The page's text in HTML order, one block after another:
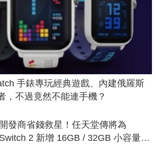
手錶專玩經典遊戲、內建俄羅斯
，不過竟然不能連手機？
開發商省錢救星！任天堂傳將為
Switch 2 新增 16GB / 32GB 小容量遊